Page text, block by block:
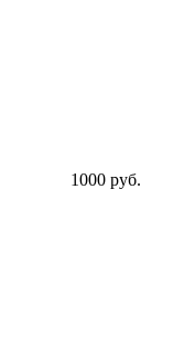
1000 руб.